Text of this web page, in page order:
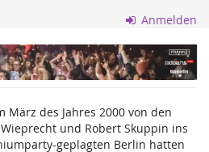
Anmelden
März des Jahres 2000 von den
und Robert Skuppin ins
geplagten Berlin hatten